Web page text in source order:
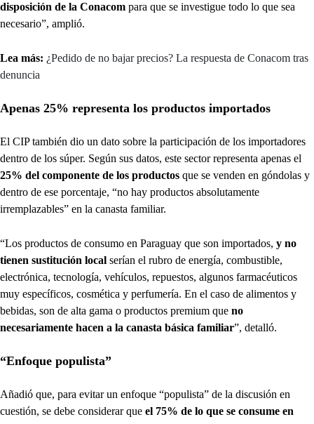
disposición de la Conacom para que se investigue todo lo que sea
necesario”, amplió.
Lea más: ¿Pedido de no bajar precios? La respuesta de Conacom tras
denuncia
Apenas 25% representa los productos importados
El CIP también dio un dato sobre la participación de los importadores
dentro de los súper. Según sus datos, este sector representa apenas el
25% del componente de los productos que se venden en góndolas y
dentro de ese porcentaje, “no hay productos absolutamente
irremplazables” en la canasta familiar.
“Los productos de consumo en Paraguay que son importados, y no
tienen sustitución local serían el rubro de energía, combustible,
electrónica, tecnología, vehículos, repuestos, algunos farmacéuticos
muy específicos, cosmética y perfumería. En el caso de alimentos y
bebidas, son de alta gama o productos premium que no
necesariamente hacen a la canasta básica familiar”, detalló.
“Enfoque populista”
Añadió que, para evitar un enfoque “populista” de la discusión en
cuestión, se debe considerar que el 75% de lo que se consume en